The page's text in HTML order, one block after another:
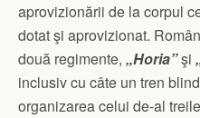
aprovizionării de la corpul
dotat şi aprovizionat.
două regimente, „Horia”şi
inclusiv cu câte un tren
organizarea celui de-al